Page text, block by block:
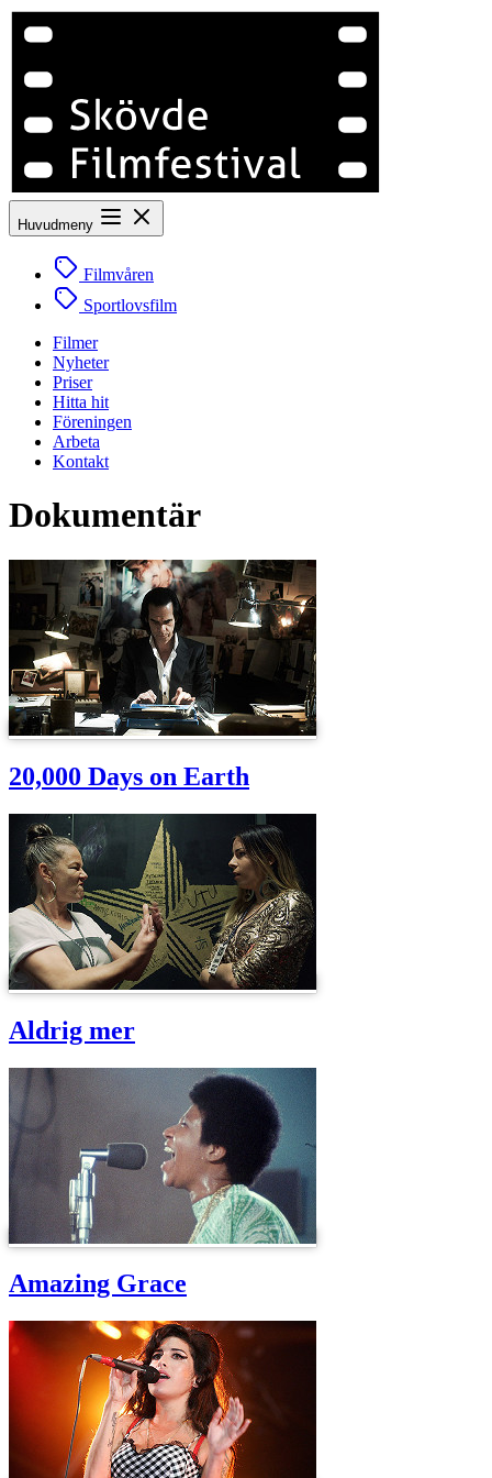
Huvudmeny
Filmvåren
Sportlovsfilm
Filmer
Nyheter
Priser
Hitta hit
Föreningen
Arbeta
Kontakt
Dokumentär
20,000 Days on Earth
Aldrig mer
Amazing Grace